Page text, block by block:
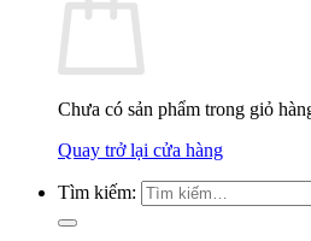
Chưa có sản phẩm trong giỏ
Quay trở lại cửa hàng
Tìm kiếm: